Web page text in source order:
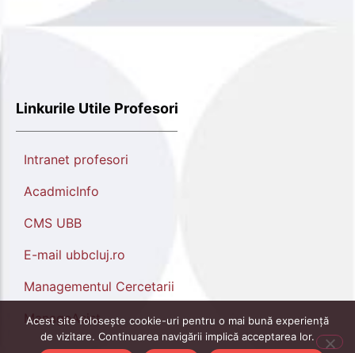
Linkurile Utile Profesori
Intranet profesori
AcadmicInfo
CMS UBB
E-mail ubbcluj.ro
Managementul Cercetarii
ManageAsist
Acest site folosește cookie-uri pentru o mai bună experiență
de vizitare. Continuarea navigării implică acceptarea lor.